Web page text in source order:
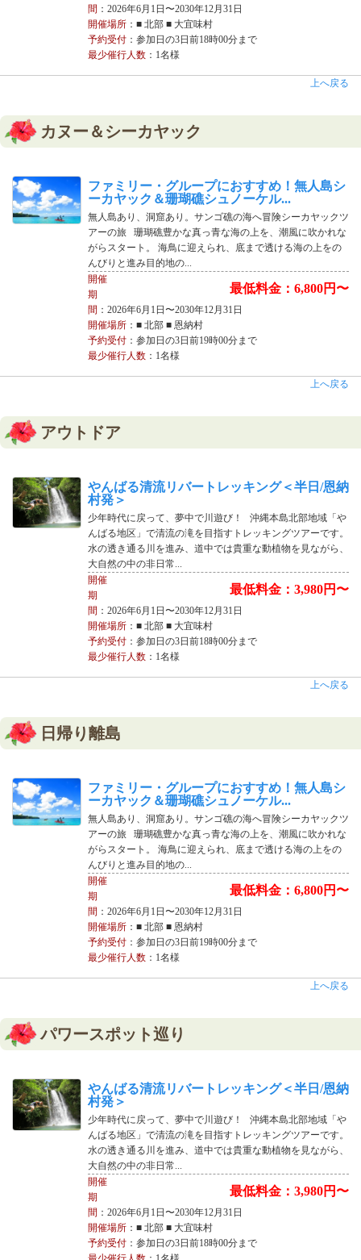
間 ：2026年6月1日〜2030年12月31日
開催場所：■ 北部 ■ 大宜味村
予約受付：参加日の3日前18時00分まで
最少催行人数：1名様
上へ戻る
カヌー＆シーカヤック
ファミリー・グループにおすすめ！無人島シ
ーカヤック＆珊瑚礁シュノーケル...
無人島あり、洞窟あり。サンゴ礁の海へ冒険シーカヤックツ
アーの旅 珊瑚礁豊かな真っ青な海の上を、潮風に吹かれな
がらスタート。 海鳥に迎えられ、底まで透ける海の上をの
んびりと進み目的地の...
最低料金：6,800円〜
開催
期
間 ：2026年6月1日〜2030年12月31日
開催場所：■ 北部 ■ 恩納村
予約受付：参加日の3日前19時00分まで
最少催行人数：1名様
上へ戻る
アウトドア
やんばる清流リバートレッキング＜半日/恩納
村発＞
少年時代に戻って、夢中で川遊び！ 沖縄本島北部地域「や
んばる地区」で清流の滝を目指すトレッキングツアーです。
水の透き通る川を進み、道中では貴重な動植物を見ながら、
大自然の中の非日常...
最低料金：3,980円〜
開催
期
間 ：2026年6月1日〜2030年12月31日
開催場所：■ 北部 ■ 大宜味村
予約受付：参加日の3日前18時00分まで
最少催行人数：1名様
上へ戻る
日帰り離島
ファミリー・グループにおすすめ！無人島シ
ーカヤック＆珊瑚礁シュノーケル...
無人島あり、洞窟あり。サンゴ礁の海へ冒険シーカヤックツ
アーの旅 珊瑚礁豊かな真っ青な海の上を、潮風に吹かれな
がらスタート。 海鳥に迎えられ、底まで透ける海の上をの
んびりと進み目的地の...
最低料金：6,800円〜
開催
期
間 ：2026年6月1日〜2030年12月31日
開催場所：■ 北部 ■ 恩納村
予約受付：参加日の3日前19時00分まで
最少催行人数：1名様
上へ戻る
パワースポット巡り
やんばる清流リバートレッキング＜半日/恩納
村発＞
少年時代に戻って、夢中で川遊び！ 沖縄本島北部地域「や
んばる地区」で清流の滝を目指すトレッキングツアーです。
水の透き通る川を進み、道中では貴重な動植物を見ながら、
大自然の中の非日常...
最低料金：3,980円〜
開催
期
間 ：2026年6月1日〜2030年12月31日
開催場所：■ 北部 ■ 大宜味村
予約受付：参加日の3日前18時00分まで